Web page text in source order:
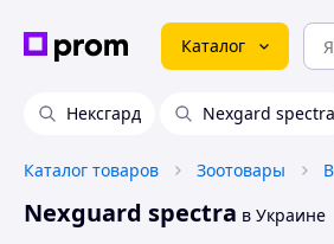
Каталог
Нексгард Nexgard spectra
Каталог товаров Зоотовары
Nexguard spectra в Украине